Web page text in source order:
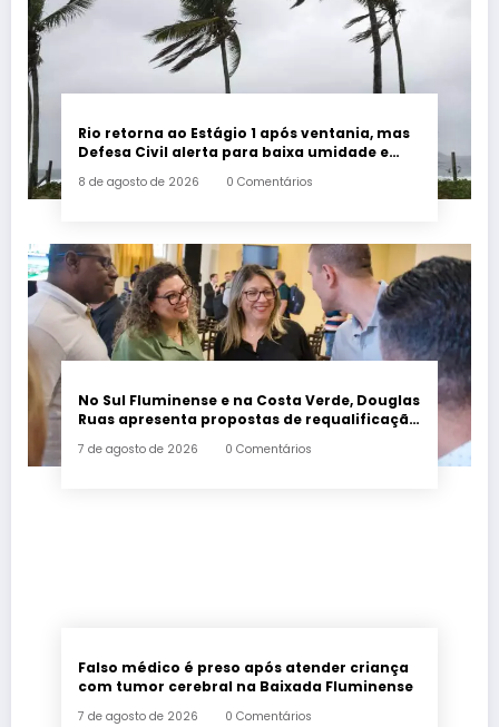
Rio retorna ao Estágio 1 após ventania, mas
Defesa Civil alerta para baixa umidade e
8 de agosto de 2026 0 Comentários
No Sul Fluminense e na Costa Verde, Douglas
Ruas apresenta propostas de requalificação
7 de agosto de 2026 0 Comentários
Falso médico é preso após atender criança
com tumor cerebral na Baixada Fluminense
7 de agosto de 2026 0 Comentários